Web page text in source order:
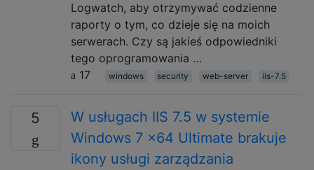
Logwatch, aby otrzymywać codzienne
raporty o tym, co dzieje się na moich
serwerach. Czy są jakieś odpowiedniki
tego oprogramowania …
17
windows security web-server iis-7.5
5
W usługach IIS 7.5 w systemie
Windows 7 x64 Ultimate brakuje
ikony usługi zarządzania